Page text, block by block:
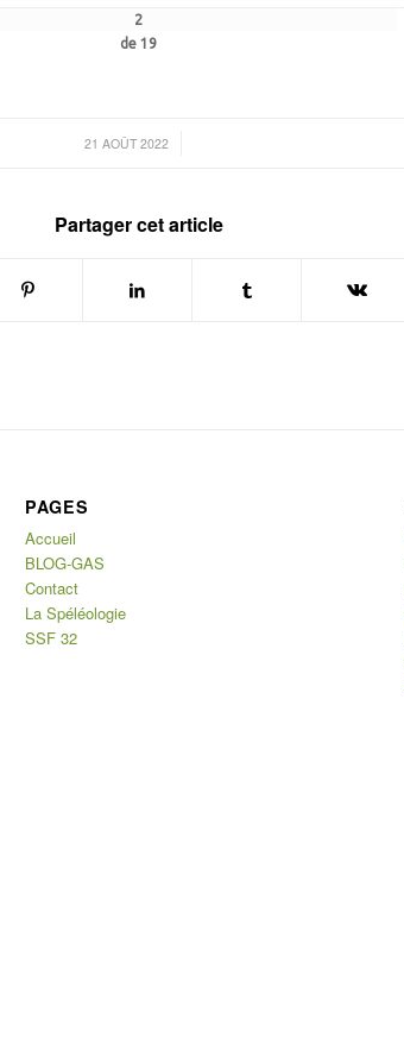
de19
21 AOÛT 2022
/
Partager cet article
PAGES
Accueil
BLOG-GAS
Contact
La Spéléologie
SSF 32